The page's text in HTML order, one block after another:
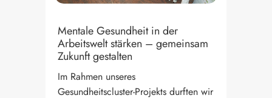
Mentale Gesundheit in der
Arbeitswelt stärken – gemeinsam
Zukunft gestalten
Im Rahmen unseres
Gesundheitscluster-Projekts durften wir